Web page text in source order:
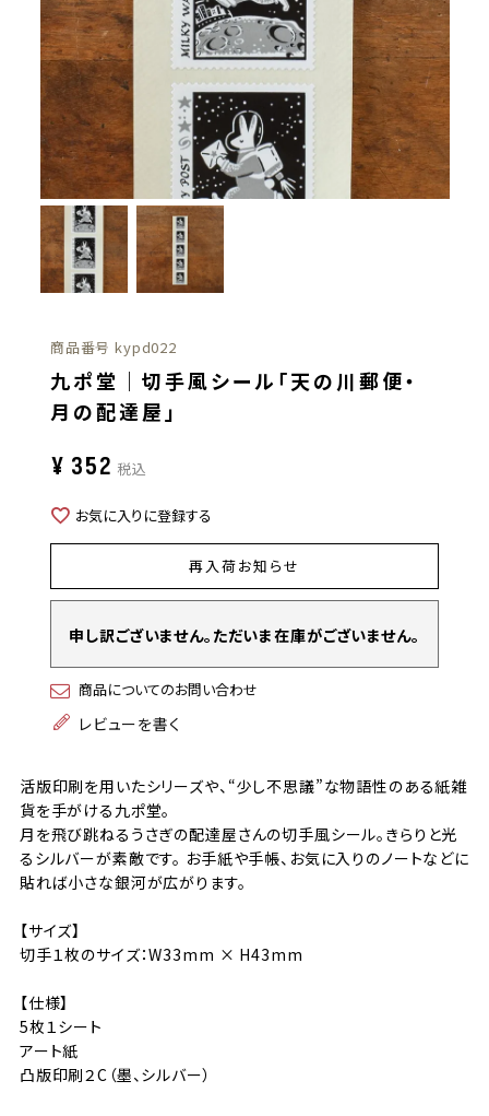
商品番号 kypd022
九ポ堂｜切手風シール「天の川郵便・
月の配達屋」
¥ 352 税込
お気に入りに登録する
再入荷お知らせ
申し訳ございません。ただいま在庫がございません。
商品についてのお問い合わせ
レビューを書く
活版印刷を用いたシリーズや、“少し不思議”な物語性のある紙雑
貨を手がける九ポ堂。
月を飛び跳ねるうさぎの配達屋さんの切手風シール。きらりと光
るシルバーが素敵です。 お手紙や手帳、お気に入りのノートなどに
貼れば小さな銀河が広がります。
【サイズ】
切手１枚のサイズ：W33mm × H43mm
【仕様】
5枚１シート
アート紙
凸版印刷２C（墨、シルバー）